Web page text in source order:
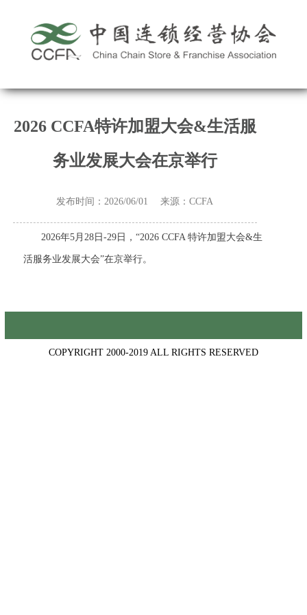
2026 CCFA特许加盟大会&生活服
务业发展大会在京举行
发布时间：2026/06/01 来源：CCFA
2026年5月28日-29日，“2026 CCFA 特许加盟大会&生
活服务业发展大会”在京举行。
COPYRIGHT 2000-2019 ALL RIGHTS RESERVED